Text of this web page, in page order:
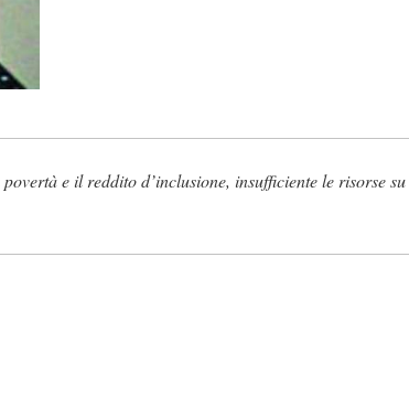
e il reddito d’inclusione, insufficiente le risorse su